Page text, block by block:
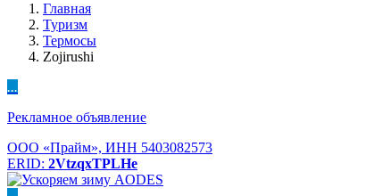
Главная
Туризм
Термосы
Zojirushi
...
Рекламное объявление
ООО «Прайм», ИНН 5403082573
ERID: 2VtzqxTPLHe